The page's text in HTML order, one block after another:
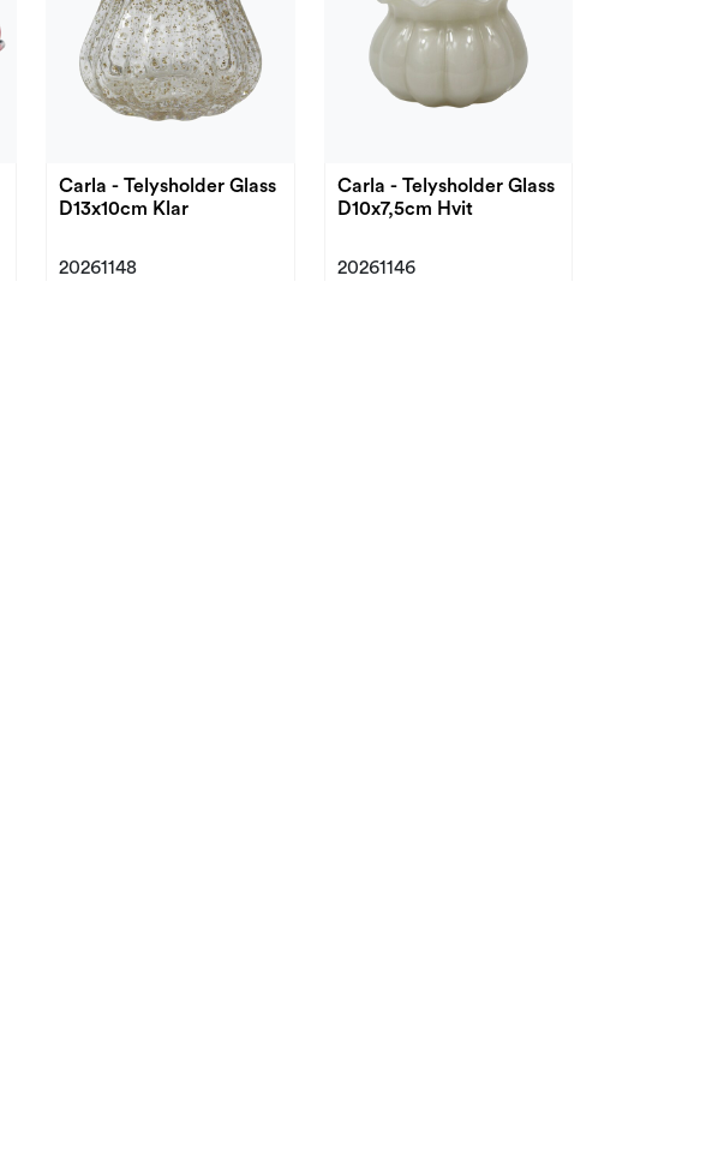
Carla - Telysholder Glass
D13x10cm Klar
20261148
Carla - Telysholder Glass
D10x7,5cm Hvit
20261146